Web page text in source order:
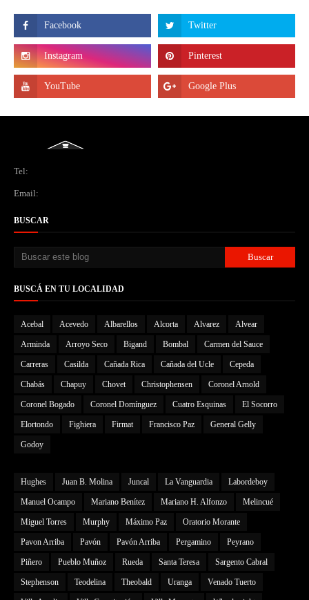
Tel:
Email:
BUSCAR
BUSCÁ EN TU LOCALIDAD
Acebal Acevedo Albarellos Alcorta Alvarez Alvear
Arminda Arroyo Seco Bigand Bombal Carmen del Sauce
Carreras Casilda Cañada Rica Cañada del Ucle Cepeda
Chabás Chapuy Chovet Christophensen Coronel Arnold
Coronel Bogado Coronel Domínguez Cuatro Esquinas El Socorro
Elortondo Fighiera Firmat Francisco Paz General Gelly
Godoy
Hughes Juan B. Molina Juncal La Vanguardia Labordeboy
Manuel Ocampo Mariano Benítez Mariano H. Alfonzo Melincué
Miguel Torres Murphy Máximo Paz Oratorio Morante
Pavon Arriba Pavón Pavón Arriba Pergamino Peyrano
Piñero Pueblo Muñoz Rueda Santa Teresa Sargento Cabral
Stephenson Teodelina Theobald Uranga Venado Tuerto